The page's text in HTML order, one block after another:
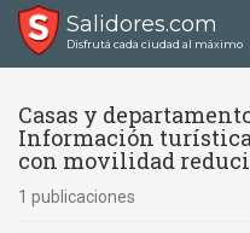
Salidores.com
Disfrutá cada ciudad al máximo
Casas y
Información
con movilidad
1 publicaciones